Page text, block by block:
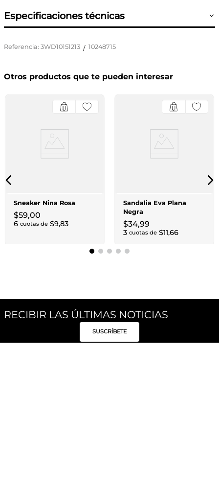
Especificaciones técnicas
Referencia: 3WD10151213 / 10248715
Otros productos que te pueden interesar
Sneaker Nina Rosa
$59,00
6 cuotas de $9,83
Sandalia Eva Plana
Negra
$34,99
3 cuotas de $11,66
RECIBIR LAS ÚLTIMAS NOTICIAS
SUSCRÍBETE